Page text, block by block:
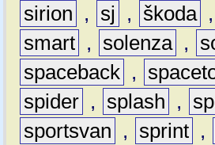
sirion
, sj , škoda ,
smart , solenza ,
spaceback ,
spider , splash ,
sportsvan
, sprint ,